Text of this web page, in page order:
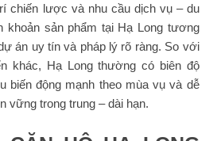
chiến lược và nhu cầu dịch vụ – du
khoản sản phẩm tại Hạ Long tương
án uy tín và pháp lý rõ ràng. So với
khác, Hạ Long thường có biên độ
biến động mạnh theo mùa vụ và dễ
vững trong trung – dài hạn.